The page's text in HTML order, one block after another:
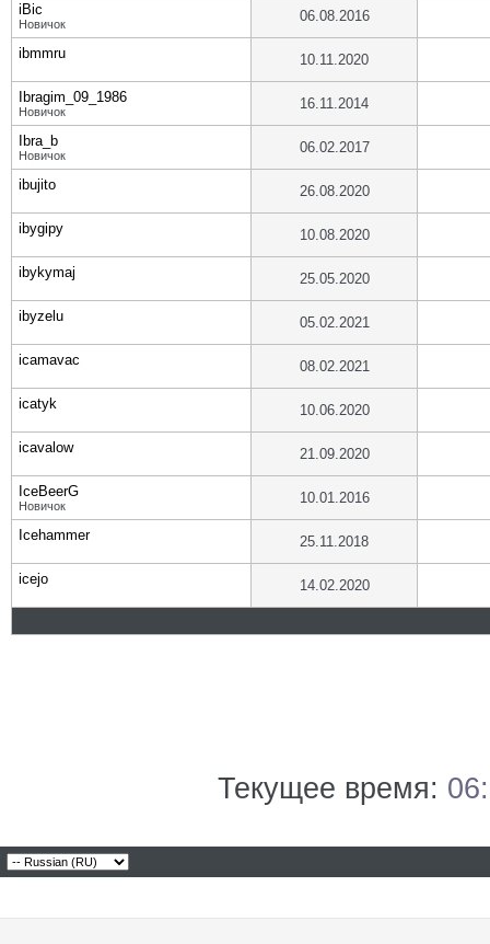
iBic
Новичок 06.08.2016
ibmmru 10.11.2020
Ibragim_09_1986
Новичок 16.11.2014
Ibra_b
Новичок 06.02.2017
ibujito 26.08.2020
ibygipy 10.08.2020
ibykymaj 25.05.2020
ibyzelu 05.02.2021
icamavac 08.02.2021
icatyk 10.06.2020
icavalow 21.09.2020
IceBeerG
Новичок 10.01.2016
Icehammer 25.11.2018
icejo 14.02.2020
Текущее время: